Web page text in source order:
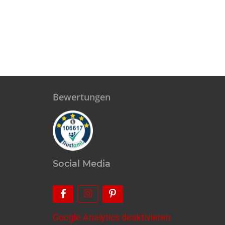
Bewertungen
Social Media
Google Analytics deaktivieren